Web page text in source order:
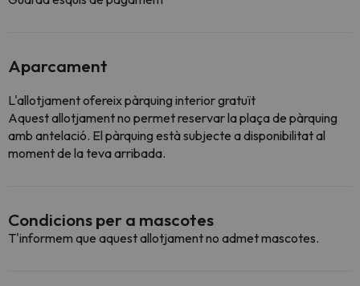
Aparcament
L'allotjament ofereix pàrquing interior gratuït
Aquest allotjament no permet reservar la plaça de pàrquing
amb antelació. El pàrquing està subjecte a disponibilitat al
moment de la teva arribada.
Condicions per a mascotes
T'informem que aquest allotjament no admet mascotes.